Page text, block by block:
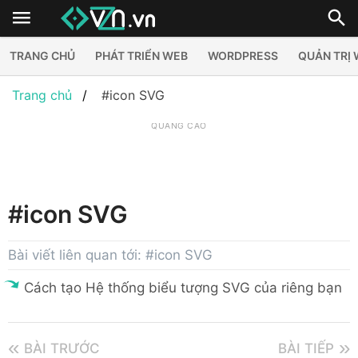
TRANG CHỦ PHÁT TRIỂN WEB WORDPRESS QUẢN TRỊ
Trang chủ #icon SVG
QUẢNG CÁO
#icon SVG
Bài viết liên quan tới: #icon SVG
Cách tạo Hệ thống biểu tượng SVG của riêng bạn
BÀI TRƯỚC BÀI TIẾP